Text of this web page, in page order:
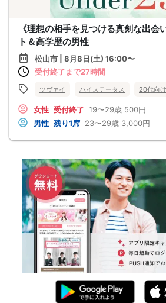
《理想の相手を見つける真剣な出会
ト＆高学歴の男性
松山市 | 8月8日(土) 16:00〜
受付終了まで27時間
ツヴァイ ハイステータス 20代向け
女性 受付終了 19〜29歳 500円
男性 残り1席 23〜29歳 3,000円